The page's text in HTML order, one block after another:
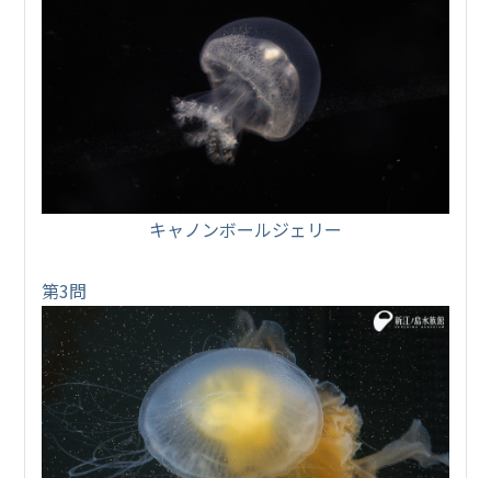
キャノンボールジェリー
第3問